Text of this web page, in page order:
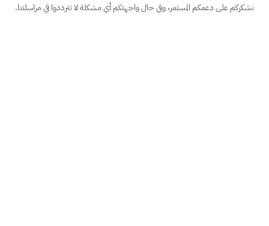
نشكركم على دعمكم المستمر، وفي حال واجهتكم أي مشكلة لا تترددوا في مراسلتنا.